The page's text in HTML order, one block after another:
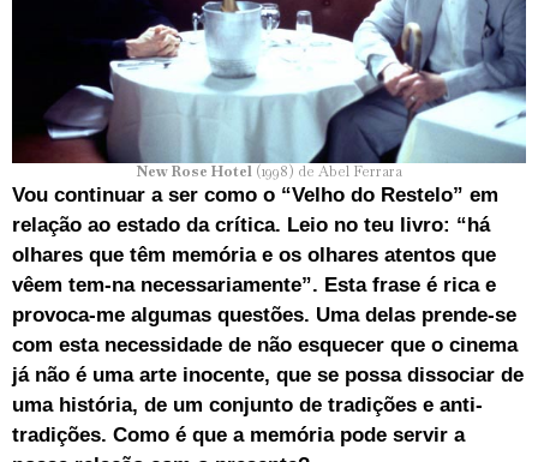
New Rose Hotel(1998) de Abel Ferrara
Vou continuar a ser como o “Velho do Restelo” em
relação ao estado da crítica. Leio no teu livro: “há
olhares que têm memória e os olhares atentos que
vêem tem-na necessariamente”. Esta frase é rica e
provoca-me algumas questões. Uma delas prende-se
com esta necessidade de não esquecer que o cinema
já não é uma arte inocente, que se possa dissociar de
uma história, de um conjunto de tradições e anti-
tradições. Como é que a memória pode servir a